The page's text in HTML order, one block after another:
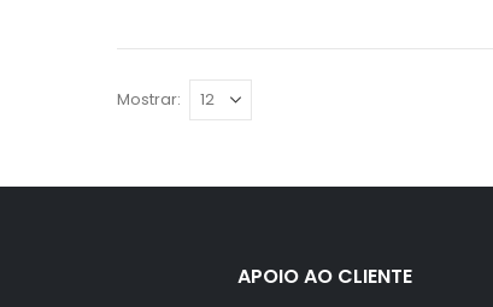
Mostrar:
APOIO AO CLIENTE